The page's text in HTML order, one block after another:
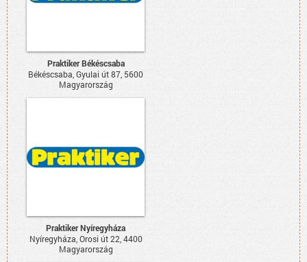
Praktiker Békéscsaba
Békéscsaba, Gyulai út 87, 5600
Magyarország
Praktiker Nyíregyháza
Nyíregyháza, Orosi út 22, 4400
Magyarország